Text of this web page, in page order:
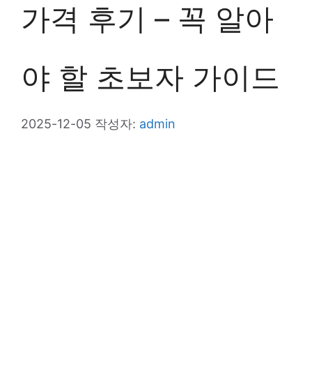
가격 후기 – 꼭 알아
야 할 초보자 가이드
2025-12-05 작성자: admin